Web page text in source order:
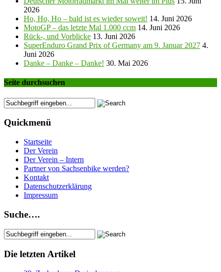
2026
Ho, Ho, Ho – bald ist es wieder soweit! 14. Juni 2026
MotoGP – das letzte Mal 1.000 ccm 14. Juni 2026
Rück-, und Vorblicke 13. Juni 2026
SuperEnduro Grand Prix of Germany am 9. Januar 2027 4.
Juni 2026
Danke – Danke – Danke! 30. Mai 2026
Seite durchsuchen
Quickmenü
Startseite
Der Verein
Der Verein – Intern
Partner von Sachsenbike werden?
Kontakt
Datenschutzerklärung
Impressum
Suche….
Die letzten Artikel